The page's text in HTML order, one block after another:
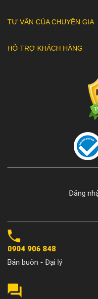
TƯ VẤN CỦA CHUYÊN GIA
HỖ TRỢ KHÁCH HÀNG
Đăng
0904 906 848
Bán buôn - Đại lý